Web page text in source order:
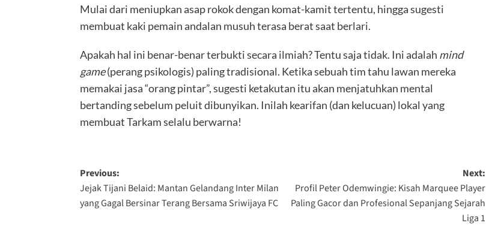
Mulai dari meniupkan asap rokok dengan komat-kamit tertentu, hingga sugesti
membuat kaki pemain andalan musuh terasa berat saat berlari.
Apakah hal ini benar-benar terbukti secara ilmiah? Tentu saja tidak. Ini adalah mind
game(perang psikologis) paling tradisional. Ketika sebuah tim tahu lawan mereka
memakai jasa “orang pintar”, sugesti ketakutan itu akan menjatuhkan mental
bertanding sebelum peluit dibunyikan. Inilah kearifan (dan kelucuan) lokal yang
membuat Tarkam selalu berwarna!
Previous:
Jejak Tijani Belaid: Mantan Gelandang Inter Milan
yang Gagal Bersinar Terang Bersama Sriwijaya FC
Next:
Profil Peter Odemwingie: Kisah Marquee Player
Paling Gacor dan Profesional Sepanjang Sejarah
Liga 1